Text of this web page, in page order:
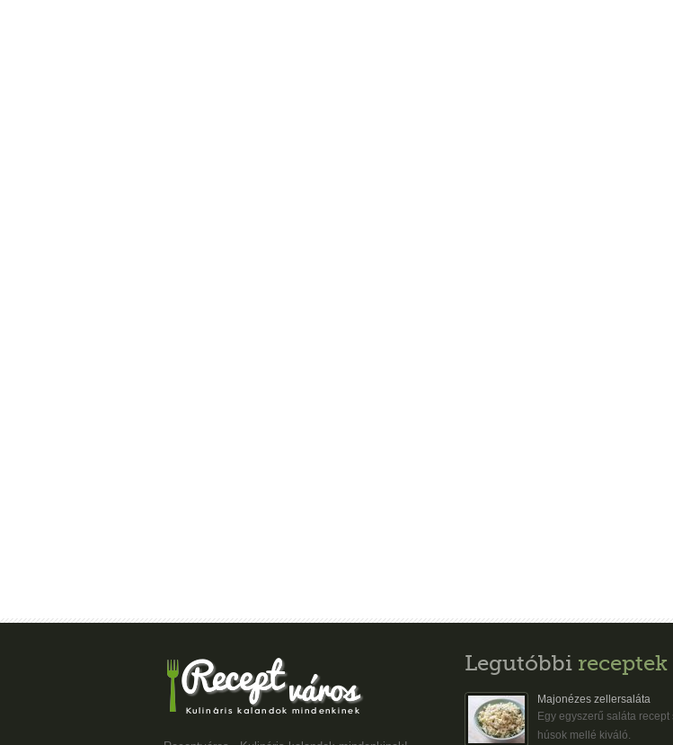
Legutóbbi receptek
Majonézes zellersaláta
Egy egyszerű saláta recept
húsok mellé kiváló.